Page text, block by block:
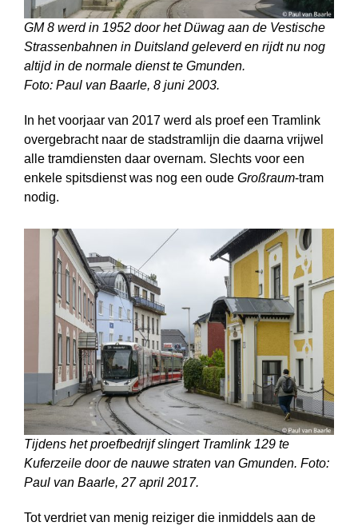
GM 8 werd in 1952 door het Düwag aan de Vestische
Strassenbahnen in Duitsland geleverd en rijdt nu nog
altijd in de normale dienst te Gmunden.
Foto: Paul van Baarle, 8 juni 2003.
In het voorjaar van 2017 werd als proef een Tramlink
overgebracht naar de stadstramlijn die daarna vrijwel
alle tramdiensten daar overnam. Slechts voor een
enkele spitsdienst was nog een oude Großraum-tram
nodig.
Tijdens het proefbedrijf slingert Tramlink 129 te
Kuferzeile door de nauwe straten van Gmunden. Foto:
Paul van Baarle, 27 april 2017.
Tot verdriet van menig reiziger die inmiddels aan de